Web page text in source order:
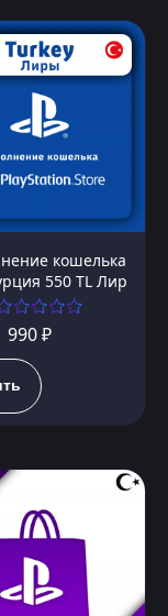
кошелька
550 TL Лир
990 ₽